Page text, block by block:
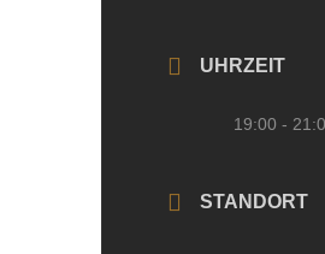
UHRZEIT
19:00 -
STANDORT